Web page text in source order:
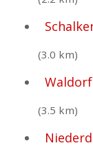
(3.0 km)
(3.5 km)